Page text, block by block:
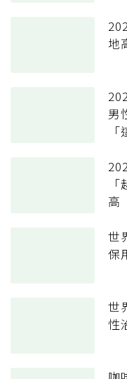
地
男
高
世
保
世
性